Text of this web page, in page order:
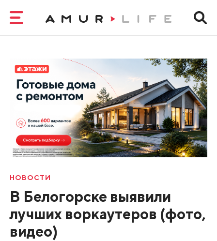
НОВОСТИ
В Белогорске выявили
лучших воркаутеров (фото,
видео)